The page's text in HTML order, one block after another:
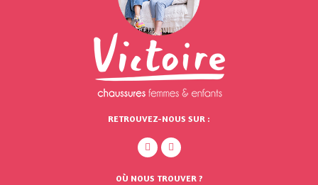
RETROUVEZ-NOUS SUR :
OÙ NOUS TROUVER ?